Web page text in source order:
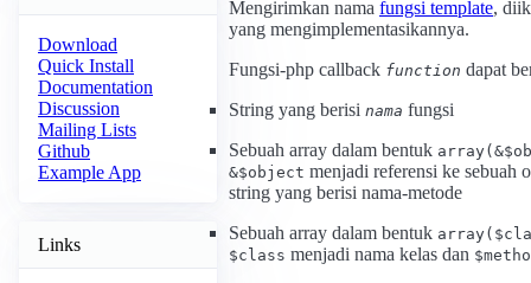
Download
Quick Install
Documentation
Discussion
Mailing Lists
Github
Example App
Links
Mengirimkan nama fungsi template,
yang mengimplementasikannya.
Fungsi-php callback function dapat
String yang berisi nama fungsi
Sebuah array dalam bentuk
&$object menjadi referensi ke sebuah
string yang berisi nama-metode
Sebuah array dalam bentuk
$class menjadi nama kelas dan